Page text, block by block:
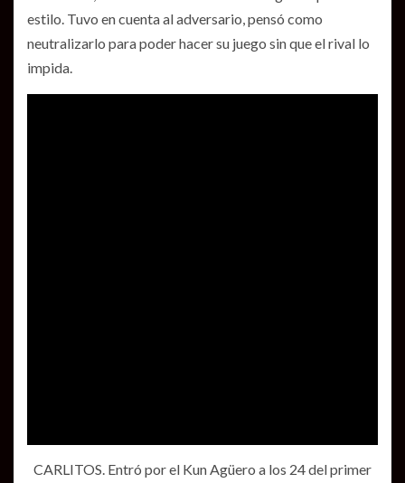
estilo. Tuvo en cuenta al adversario, pensó como
neutralizarlo para poder hacer su juego sin que el rival lo
impida.
CARLITOS. Entró por el Kun Agüero a los 24 del primer